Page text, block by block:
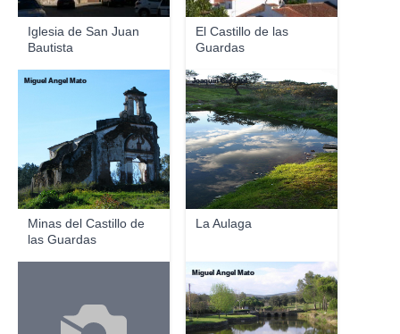
Iglesia de San Juan
Bautista
El Castillo de las
Guardas
Minas del Castillo de
las Guardas
Miguel Ángel Mato
La Aulaga
Joaquin Cid Leal
Miguel Ángel Mato